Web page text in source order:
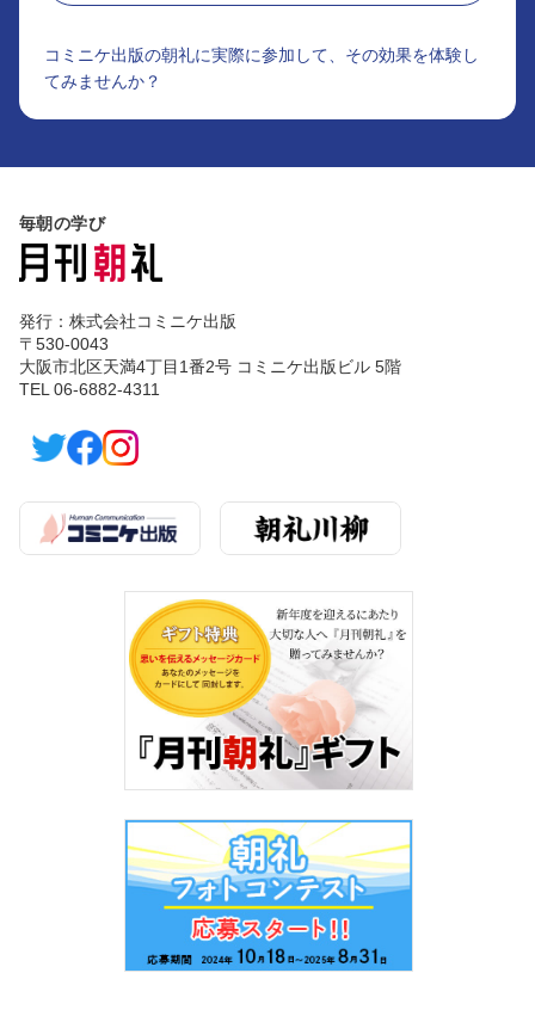
コミニケ出版の朝礼に実際に参加して、その効果を体験し
てみませんか？
毎朝の学び
発行：株式会社コミニケ出版
〒530-0043
大阪市北区天満4丁目1番2号 コミニケ出版ビル 5階
TEL 06-6882-4311